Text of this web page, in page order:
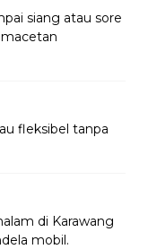
siang atau sore
fleksibel tanpa
di Karawang
mobil.